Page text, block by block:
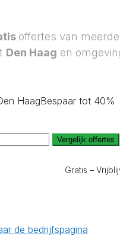
offertes van
Den Haag en
HaagBespaar tot 40%
Vergelijk offertes
Gratis –
de bedrijfspagina